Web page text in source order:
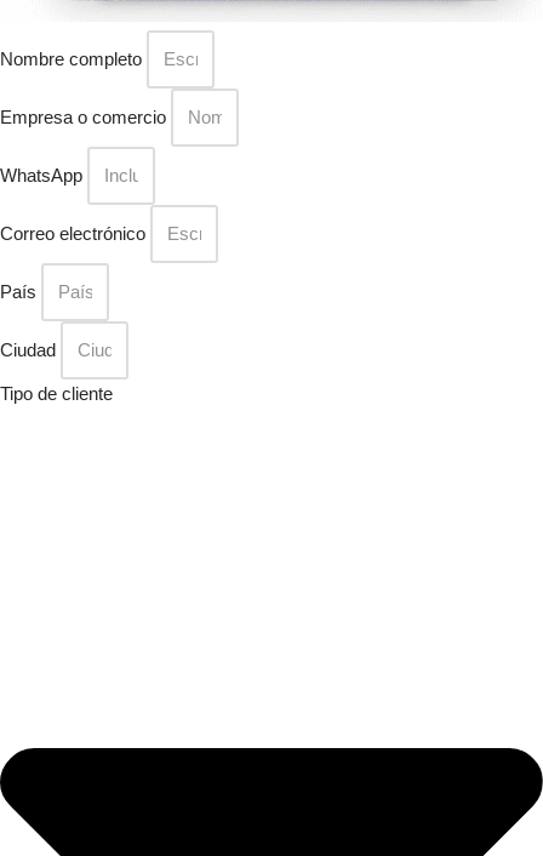
Nombre completo
Empresa o comercio
WhatsApp
Correo electrónico
País
Ciudad
Tipo de cliente